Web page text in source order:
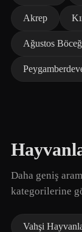
Akrep
Ağustos
Daha geniş
kategorilerine
Vahşi